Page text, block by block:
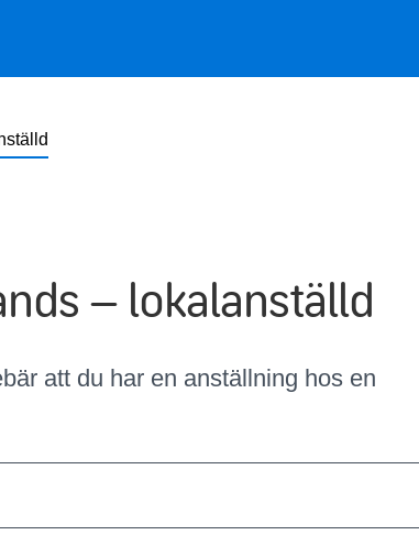
– lokalanställd
att du har en anställning hos en